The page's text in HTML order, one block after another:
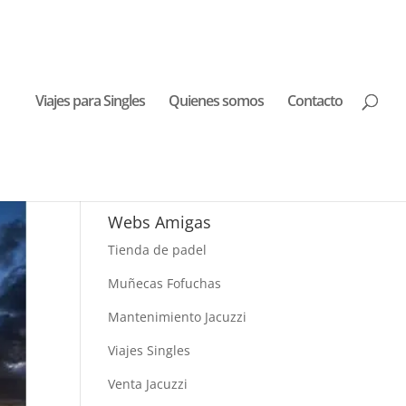
Viajes para Singles Quienes somos Contacto
Webs Amigas
Tienda de padel
Muñecas Fofuchas
Mantenimiento Jacuzzi
Viajes Singles
Venta Jacuzzi